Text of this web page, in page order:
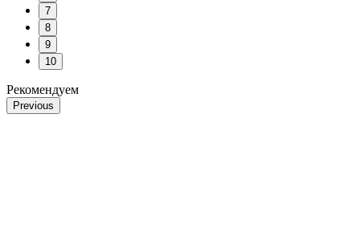
7
8
9
10
Рекомендуем
Previous